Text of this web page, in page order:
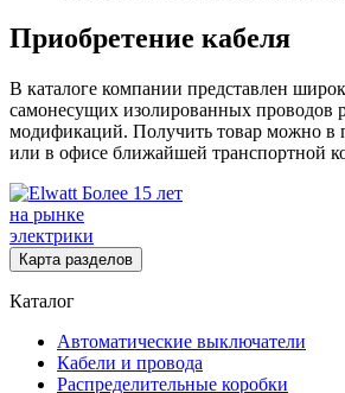
Приобретение кабеля
В каталоге компании представлен
самонесущих изолированных проводов
модификаций. Получить товар можно в
или в офисе ближайшей транспортной
Более 15 лет
на рынке
электрики
Карта разделов
Каталог
Автоматические выключатели
Кабели и провода
Распределительные коробки